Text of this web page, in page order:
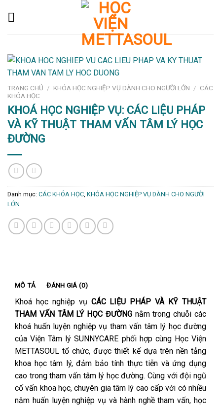
TRANG CHỦ / KHÓA HỌC NGHIỆP VỤ DÀNH CHO NGƯỜI LỚN / CÁC
KHÓA HỌC
KHOÁ HỌC NGHIỆP VỤ: CÁC LIỆU PHÁP
VÀ KỸ THUẬT THAM VẤN TÂM LÝ HỌC
ĐƯỜNG
Danh mục: CÁC KHÓA HỌC, KHÓA HỌC NGHIỆP VỤ DÀNH CHO NGƯỜI
LỚN
MÔ TẢ ĐÁNH GIÁ (0)
Khoá học nghiệp vụ CÁC LIỆU PHÁP VÀ KỸ THUẬT
THAM VẤN TÂM LÝ HỌC ĐƯỜNGnằm trong chuỗi các
khoá huấn luyện nghiệp vụ tham vấn tâm lý học đường
của Viện Tâm lý SUNNYCARE phối hợp cùng Học Viện
METTASOUL tổ chức, được thiết kế dựa trên nền tảng
khoa học tâm lý, đảm bảo tính thực tiễn và ứng dụng
cao trong tham vấn tâm lý học đường. Cùng với đội ngũ
cố vấn khoa học, chuyên gia tâm lý cao cấp với có nhiều
năm huấn luyện nghiệp vụ và hành nghề tham vấn, học